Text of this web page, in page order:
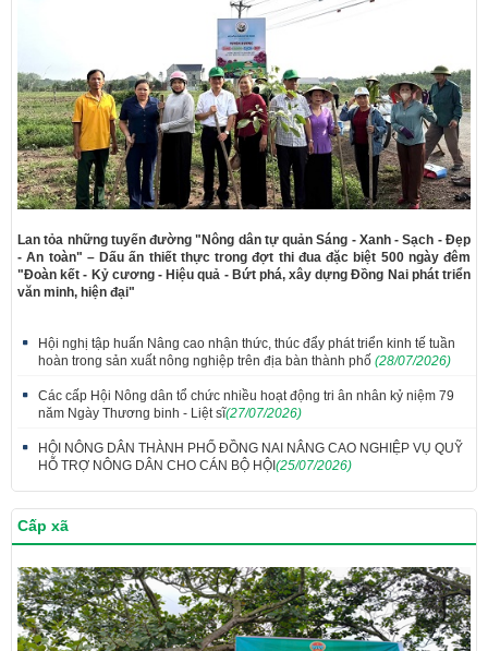
Lan tỏa những tuyến đường "Nông dân tự quản Sáng - Xanh - Sạch - Đẹp
- An toàn" – Dấu ấn thiết thực trong đợt thi đua đặc biệt 500 ngày đêm
"Đoàn kết - Kỷ cương - Hiệu quả - Bứt phá, xây dựng Đồng Nai phát triển
văn minh, hiện đại"
Hội nghị tập huấn Nâng cao nhận thức, thúc đẩy phát triển kinh tế tuần
hoàn trong sản xuất nông nghiệp trên địa bàn thành phố (28/07/2026)
Các cấp Hội Nông dân tổ chức nhiều hoạt động tri ân nhân kỷ niệm 79
năm Ngày Thương binh - Liệt sĩ(27/07/2026)
HỘI NÔNG DÂN THÀNH PHỐ ĐỒNG NAI NÂNG CAO NGHIỆP VỤ QUỸ
HỖ TRỢ NÔNG DÂN CHO CÁN BỘ HỘI (25/07/2026)
Cấp xã